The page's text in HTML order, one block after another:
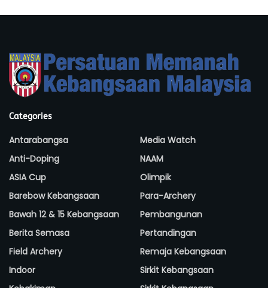
Categories
Antarabangsa
Anti-Doping
ASIA Cup
Barebow Kebangsaan
Bawah 12 & 15 Kebangsaan
Berita Semasa
Field Archery
Indoor
Media Watch
NAAM
Olimpik
Para-Archery
Pembangunan
Pertandingan
Remaja Kebangsaan
Sirkit Kebangsaan